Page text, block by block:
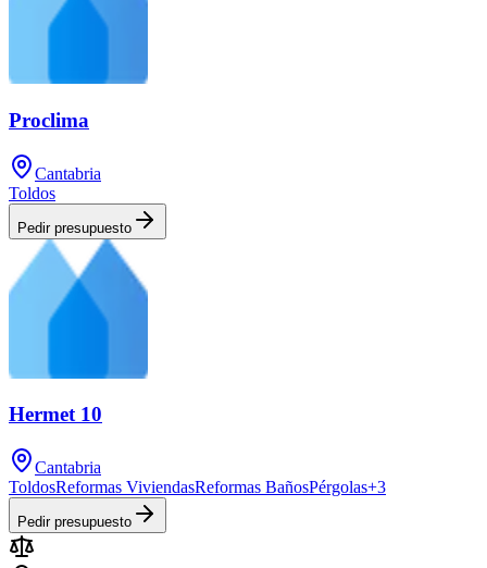
Proclima
Cantabria
Toldos
Pedir presupuesto
Hermet 10
Cantabria
ToldosReformas ViviendasReformas BañosPérgolas+3
Pedir presupuesto